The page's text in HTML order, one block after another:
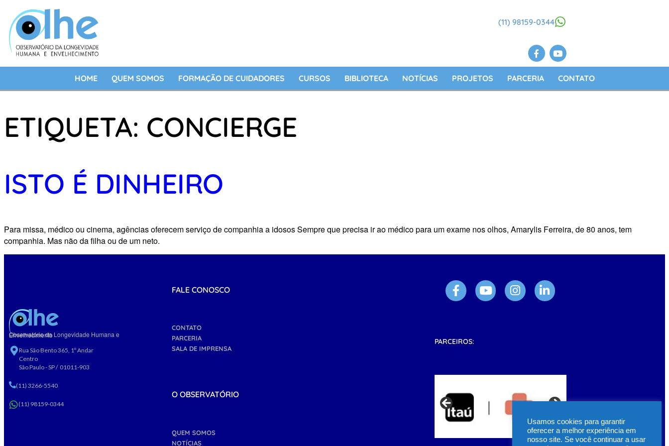
(11) 98159-0344
HOME QUEM SOMOS FORMAÇÃO DE CUIDADORES CURSOS BIBLIOTECA NOTÍCIAS PROJETOS PARCERIA CONTATO
ETIQUETA: CONCIERGE
ISTO É DINHEIRO
Para missa, médico ou cinema, agências oferecem serviço de companhia a idosos Sempre que precisa ir ao médico para um exame nos olhos, Amarylis Ferreira, de 80 anos, tem
companhia. Mas não da filha ou de um neto.
Observatório da Longevidade Humana e Envelhecimento
Rua São Bento 365, 1º Andar
Centro
São Paulo - SP / 01011-903
(11) 3266-5540
(11) 98159-0344
FALE CONOSCO
CONTATO
PARCERIA
SALA DE IMPRENSA
O OBSERVATÓRIO
QUEM SOMOS
NOTÍCIAS
PARCEIROS:
Usamos cookies para garantir
oferecer a melhor experiência em
nosso site. Se você continuar a usar